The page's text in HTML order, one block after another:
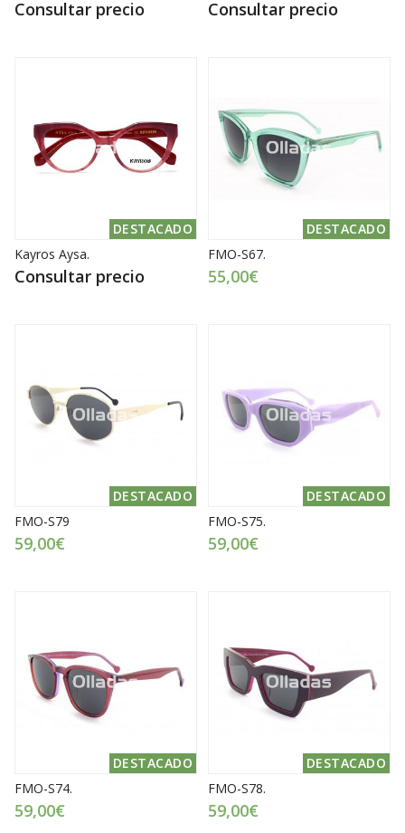
Consultar precio Consultar precio
DESTACADO
Kayros Aysa.
Consultar precio
DESTACADO
FMO-S67.
55,00€
DESTACADO
FMO-S79
59,00€
DESTACADO
FMO-S75.
59,00€
DESTACADO
FMO-S74.
59,00€
DESTACADO
FMO-S78.
59,00€